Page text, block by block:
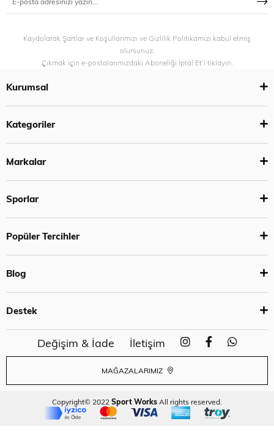
Kaydolarak Şartlar ve Koşullarımızı ve Gizlilik Politikamızı kabul etmiş
olursunuz.
Çıkmak için e-postalarımızdaki Aboneliği İptal Et’i tıklayın.
Kurumsal
Kategoriler
Markalar
Sporlar
Popüler Tercihler
Blog
Destek
Değişim & İade İletişim
MAĞAZALARIMIZ
Copyright© 2022 Sport Works All rights reserved.